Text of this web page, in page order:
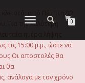
Εναλλαγή
0
από Πέμπτη 30
Για την καλύτερη
ημέρα λήψης
τις 15:00 μ.μ., ώστε να
αποστολές θα
θα
ανάλογα με τον χρόνο